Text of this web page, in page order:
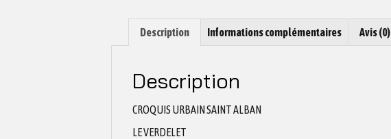
Description Informations complémentaires Avis (0)
Description
CROQUIS URBAIN SAINT ALBAN
LE VERDELET